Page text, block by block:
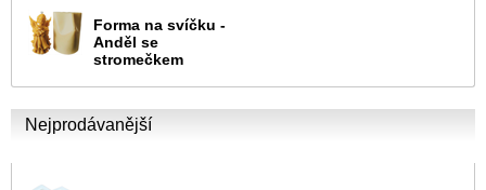
Forma na svíčku -
Anděl se
stromečkem
Nejprodávanější